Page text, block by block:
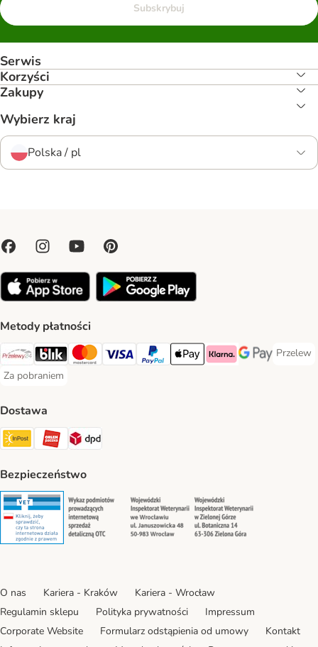
Subskrybuj
Serwis
Korzyści
Zakupy
Wybierz kraj
Polska / pl
Metody płatności
Przelewy24 Payment Method
Blik Payment Method
MasterCard Payment Method
Visa Payment Method
PayPal Payment Method
Apple Pay Payment Method
Klarna Payment Method
Google Pay
Przelew
Przelew
Za pobraniem
Za pobraniem Payment Method
Dostawa
Paczkomat® Shipping Method
ORLEN Paczka Shipping Method
DPD Shipping Method
Bezpieczeństwo
Security Security Security
O nas Kariera - Kraków
Kariera - Wrocław
Regulamin sklepu
Polityka prywatności
Impressum
Corporate Website
Formularz odstąpienia od umowy
Kontakt